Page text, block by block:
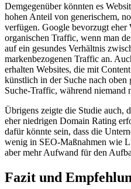
Demgegenüber könnten es
hohen Anteil von generischem,
verfügen. Google bevorzugt eher
organischen Traffic, wenn man
auf ein gesundes Verhältnis
markenbezogenen Traffic an.
erhalten Websites, die mit
künstlich in der Suche nach
Suche-Traffic, während niemand
Übrigens zeigte die Studie auch,
eher niedrigen Domain Rating
dafür könnte sein, dass die
wenig in SEO-Maßnahmen wie
aber mehr Aufwand für den
Fazit und